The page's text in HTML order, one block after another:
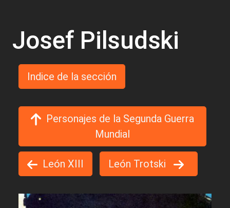
Josef Pilsudski
Indice de la sección
Personajes de la Segunda Guerra
Mundial
León XIII León Trotski